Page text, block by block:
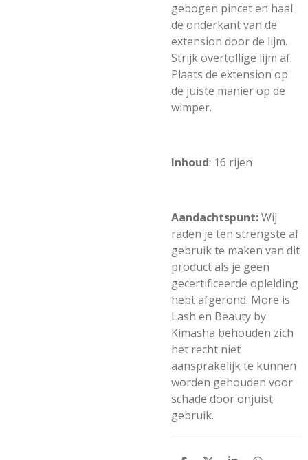
gebogen pincet en haal
de onderkant van de
extension door de lijm.
Strijk overtollige lijm af.
Plaats de extension op
de juiste manier op de
wimper.
Inhoud: 16 rijen
Aandachtspunt:Wij
raden je ten strengste af
gebruik te maken van dit
product als je geen
gecertificeerde opleiding
hebt afgerond. More is
Lash en Beauty by
Kimasha behouden zich
het recht niet
aansprakelijk te kunnen
worden gehouden voor
schade door onjuist
gebruik.